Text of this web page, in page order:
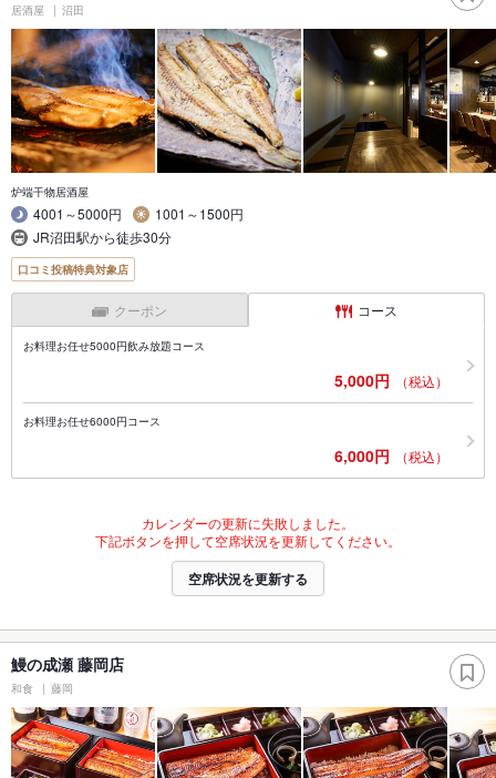
居酒屋 沼田
炉端干物居酒屋
4001～5000円
1001～1500円
JR沼田駅から徒歩30分
口コミ投稿特典対象店
クーポン コース
お料理お任せ5000円飲み放題コース
5,000円 （税込）
お料理お任せ6000円コース
6,000円 （税込）
カレンダーの更新に失敗しました。
下記ボタンを押して空席状況を更新してください。
空席状況を更新する
鰻の成瀬 藤岡店
和食 藤岡